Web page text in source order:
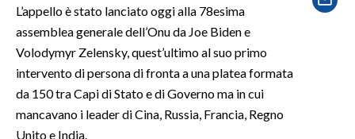
SARDI NEL MONDO
NOTIZIE
EVENTI
#CARAUNIONE
L’appello è stato lanciato oggi alla 78esima
assemblea generale dell’Onu da Joe Biden e
Volodymyr Zelensky, quest’ultimo al suo primo
intervento di persona di fronta a una platea formata
da 150 tra Capi di Stato e di Governo ma in cui
mancavano i leader di Cina, Russia, Francia, Regno
Unito e India.